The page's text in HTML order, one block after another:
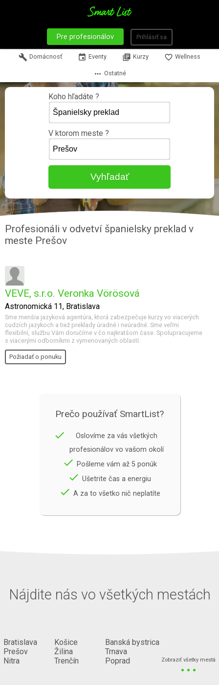
Pre profesionálov Prihlásiť sa
build Domácnosť event Eventy library_books Kurzy favorite_border Wellness
more_horiz Ostatné
Koho hľadáte ?
V ktorom meste ?
Profesionáli v odvetví španielsky preklad v
meste Prešov
VEVE, s.r.o. Veronka Vörösová
Astronomická 11, Bratislava
Sme menšia jazyková agentúra, ktorá zabezpečuje kurzy vo viacerých
cudzích jazykoch a tiež preklady úradné i neúradné. Sme veľmi
flexibilní, službu Vám doručíme v čo najkratšom čase. Spolupracujeme
s viacerými odborníkmi z vymenovaných oblastí.
Požiadať o ponuku
Prečo používať SmartList?
done
Oslovíme za vás všetkých
profesionálov vo vašom okolí
done Pošleme vám až 5 ponúk
done Ušetrite čas a energiu
done A za to všetko nič neplatíte
Nájdite nás vo všetkých mestách
Bratislava
Prešov
Nitra
Košice
Žilina
Trenčín
Banská bystrica
Trnava
Poprad
Zobraziť všetky mestá
...